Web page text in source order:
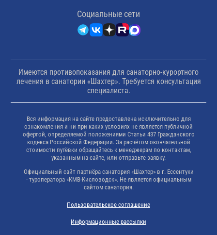
Cоциальные сети
Имеются противопоказания для санаторно-курортного
лечения в санатории «Шахтер». Требуется консультация
специалиста.
Вся информация на сайте предоставлена исключительно для
ознакомления и ни при каких условиях не является публичной
офертой, определяемой положениями Статьи 437 Гражданского
кодекса Российской Федерации. За расчётом окончательной
стоимости путёвки обращайтесь к менеджерам по контактам,
указанным на сайте, или отправьте заявку.
Официальный сайт партнёра санатория «Шахтер» в г. Ессентуки
- туроператора «КМВ-Кисловодск». Не является официальным
сайтом санатория.
Пользовательское соглашение
Информационные рассылки